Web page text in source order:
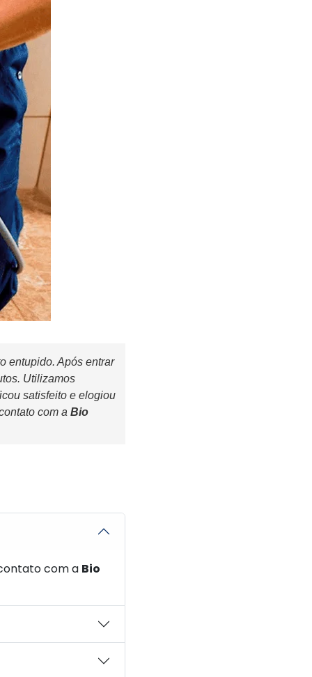
entupido. Após entrar
Utilizamos
satisfeito e elogiou
com a Bio
com a Bio